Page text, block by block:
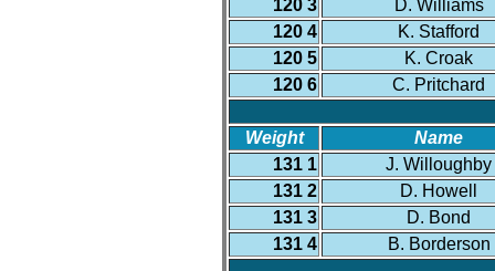
120 3
D. Williams
120 4
K. Stafford
120 5
K. Croak
120 6
C. Pritchard
Weight
Name
131 1
J. Willoughby
131 2
D. Howell
131 3
D. Bond
131 4
B. Borderson